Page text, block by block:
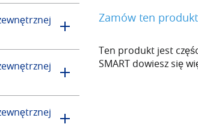
Zamów ten
Ten produkt jest
SMART dowiesz się